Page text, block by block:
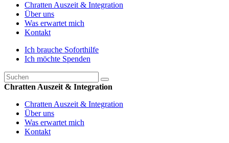
Chratten Auszeit & Integration
Über uns
Was erwartet mich
Kontakt
Ich brauche Soforthilfe
Ich möchte Spenden
Chratten Auszeit & Integration
Chratten Auszeit & Integration
Über uns
Was erwartet mich
Kontakt